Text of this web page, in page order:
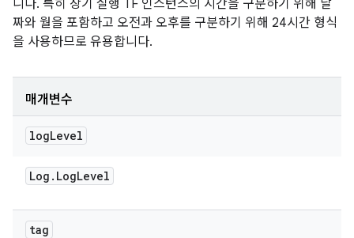
니다. 특히 장기 실행 TF 인스턴스의 시간을 구분하기 위해 날
짜와 월을 포함하고 오전과 오후를 구분하기 위해 24시간 형식
을 사용하므로 유용합니다.
매개변수
logLevel
Log . LogLevel
tag